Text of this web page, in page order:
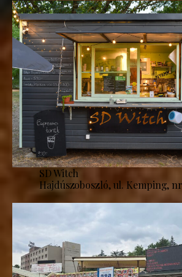
SD Witch
Hajdúszoboszló, ul. Kemping, nr